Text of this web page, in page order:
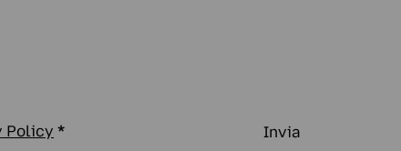
Policy * Invia